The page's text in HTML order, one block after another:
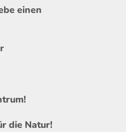
einen
die Natur!